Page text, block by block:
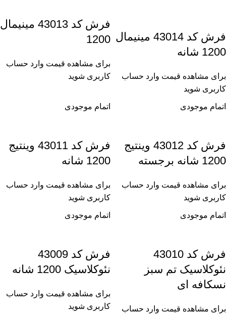
فرش کد 43014 مینیمال
1200 شانه
برای مشاهده قیمت وارد حساب
کاربری شوید
فرش کد 43013 مینیمال
1200
برای مشاهده قیمت وارد حساب
کاربری شوید
اتمام موجودی
فرش کد 43012 وینتیج
1200 شانه برجسته
برای مشاهده قیمت وارد حساب
کاربری شوید
اتمام موجودی
فرش کد 43011 وینتیج
1200 شانه
برای مشاهده قیمت وارد حساب
کاربری شوید
اتمام موجودی
فرش کد 43010
نئوکلاسیک تم سبز
نسکافه ای
برای مشاهده قیمت وارد حساب
اتمام موجودی
فرش کد 43009
نئوکلاسیک 1200 شانه
برای مشاهده قیمت وارد حساب
کاربری شوید